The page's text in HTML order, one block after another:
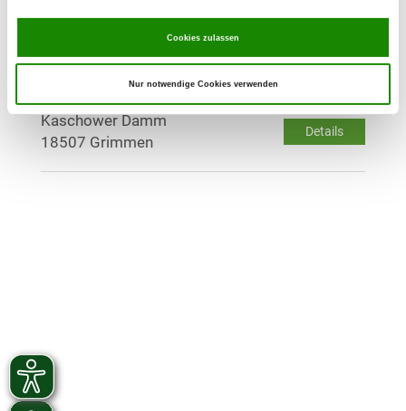
Cookies zulassen
Nur notwendige Cookies verwenden
Sportplatz
OG - Grimmen
Details
Kaschower Damm
18507 Grimmen